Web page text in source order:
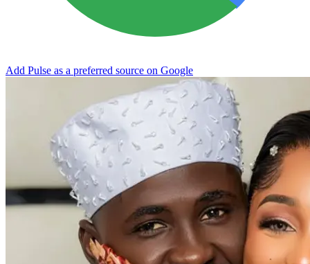
Add Pulse as a preferred source on Google